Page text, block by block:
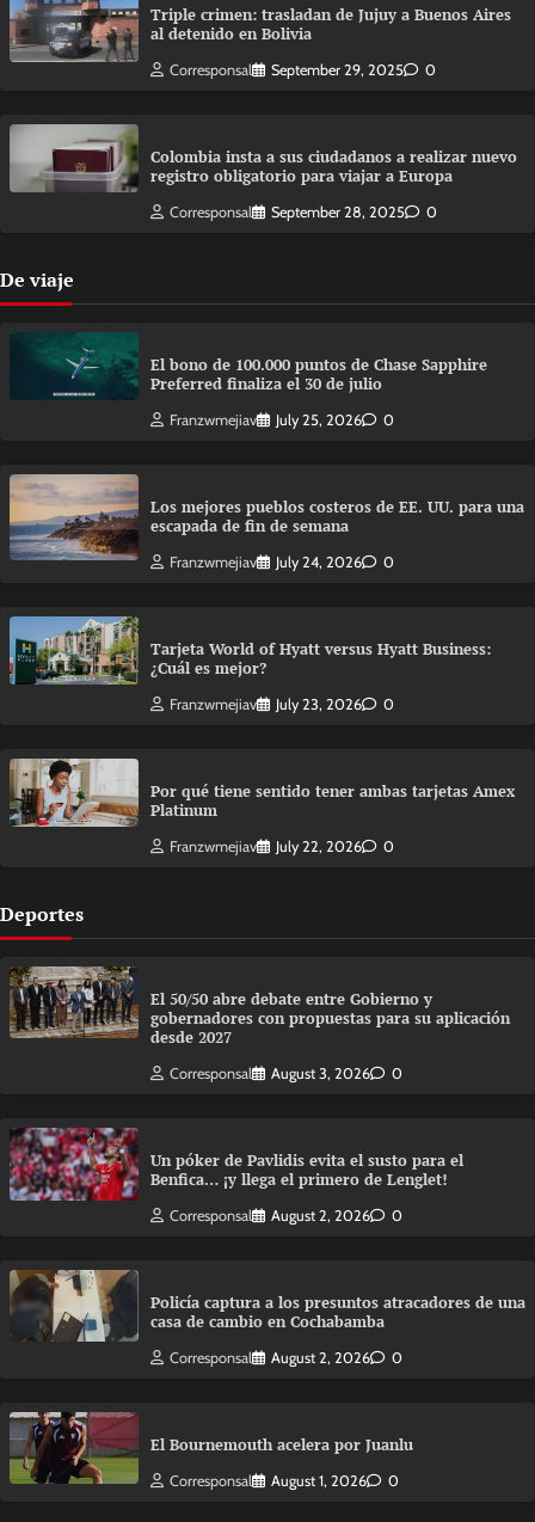
Triple crimen: trasladan de Jujuy a Buenos Aires
al detenido en Bolivia
Corresponsal September 29, 2025 0
Colombia insta a sus ciudadanos a realizar nuevo
registro obligatorio para viajar a Europa
Corresponsal September 28, 2025 0
De viaje
El bono de 100.000 puntos de Chase Sapphire
Preferred finaliza el 30 de julio
Franzwmejiav July 25, 2026 0
Los mejores pueblos costeros de EE. UU. para una
escapada de fin de semana
Franzwmejiav July 24, 2026 0
Tarjeta World of Hyatt versus Hyatt Business:
¿Cuál es mejor?
Franzwmejiav July 23, 2026 0
Por qué tiene sentido tener ambas tarjetas Amex
Platinum
Franzwmejiav July 22, 2026 0
Deportes
El 50/50 abre debate entre Gobierno y
gobernadores con propuestas para su aplicación
desde 2027
Corresponsal August 3, 2026 0
Un póker de Pavlidis evita el susto para el
Benfica… ¡y llega el primero de Lenglet!
Corresponsal August 2, 2026 0
Policía captura a los presuntos atracadores de una
casa de cambio en Cochabamba
Corresponsal August 2, 2026 0
El Bournemouth acelera por Juanlu
Corresponsal August 1, 2026 0